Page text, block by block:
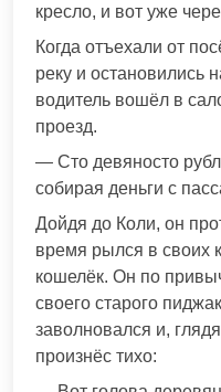
кресло, и вот уже
Когда отъехали от
реку и остановились
водитель вошёл в
проезд.
— Сто девяносто
собирая деньги с
Дойдя до Коли, он
время рылся в своих
кошелёк. Он по
своего старого
заволновался и,
произнёс тихо: